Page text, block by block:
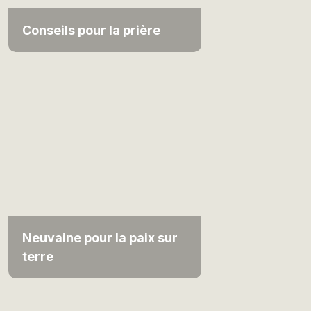
Conseils pour la prière
Neuvaine pour la paix sur
terre